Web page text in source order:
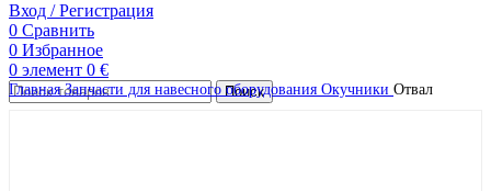
Вход / Регистрация
0 Сравнить
0 Избранное
0 элемент 0 €
Поиск
ГлавнаяЗапчасти для навесного оборудования Окучники Отвал